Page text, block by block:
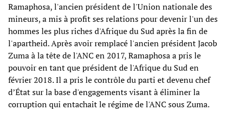
Ramaphosa, l'ancien président de l'Union nationale des
mineurs, a mis à profit ses relations pour devenir l'un des
hommes les plus riches d'Afrique du Sud après la fin de
l'apartheid. Après avoir remplacé l'ancien président Jacob
Zuma à la tête de l'ANC en 2017, Ramaphosa a pris le
pouvoir en tant que président de l'Afrique du Sud en
février 2018. Il a pris le contrôle du parti et devenu chef
d’État sur la base d'engagements visant à éliminer la
corruption qui entachait le régime de l'ANC sous Zuma.